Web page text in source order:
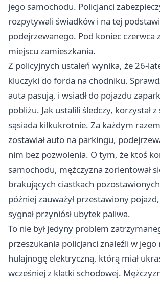
jego samochodu. Policjanci
rozpytywali świadków i na tej
podejrzewanego. Pod koniec czerwca
miejscu zamieszkania.
Z policyjnych ustaleń wynika, że 26-
kluczyki do forda na chodniku.
auta pasują, i wsiadł do pojazdu
pobliżu. Jak ustalili śledczy, korzystał
sąsiada kilkukrotnie. Za każdym
zostawiał auto na parkingu,
nim bez pozwolenia. O tym, że ktoś
samochodu, mężczyzna zorientował
brakujących ciastkach
później zauważył przestawiony
sygnał przyniósł ubytek paliwa.
To nie był jedyny problem
przeszukania policjanci znaleźli w jego
hulajnogę elektryczną, którą miał
wcześniej z klatki schodowej.